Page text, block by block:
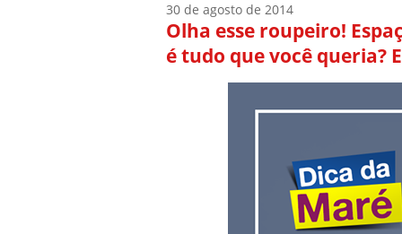
30 de agosto de 2014
Olha esse roupeiro!
é tudo que você queria?